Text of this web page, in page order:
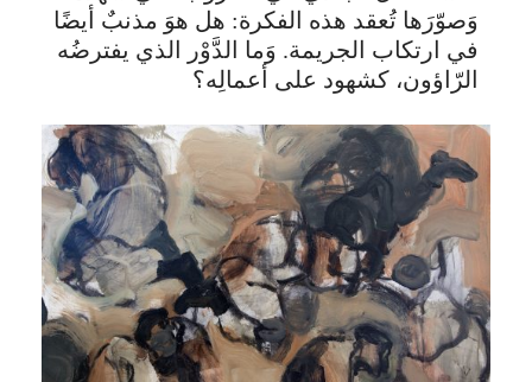
وَصوّرَها تُعقد هذه الفكرة: هل هوَ مذنبٌ أيضًا
في ارتكاب الجريمة. وَما الدَّوْر الذي يفترضُه
الرّاؤون، كشهود على أعمالِه؟